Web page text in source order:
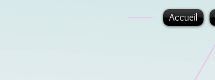
Accueil